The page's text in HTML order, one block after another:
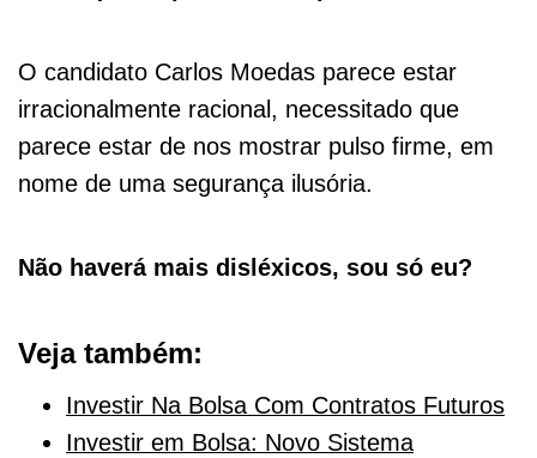
O candidato Carlos Moedas parece estar
irracionalmente racional, necessitado que
parece estar de nos mostrar pulso firme, em
nome de uma segurança ilusória.
Não haverá mais disléxicos, sou só eu?
Veja também:
Investir Na Bolsa Com Contratos Futuros
Investir em Bolsa: Novo Sistema